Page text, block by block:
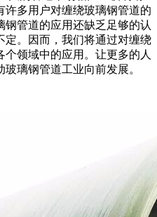
多用户对缠绕玻璃钢管道的
管道的应用还缺乏足够的认
定。因而，我们将通过对缠绕
领域中的应用。让更多的人
璃钢管道工业向前发展。